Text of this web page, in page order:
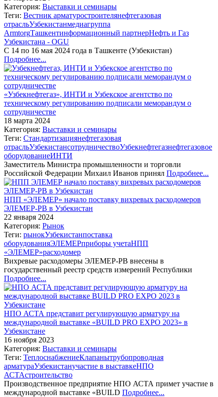
Категория: Выставки и семинары
Теги: Вестник арматуростроителянефтегазовая
отрасльУзбекистанмедиагруппа
ArmtorgТашкентинформационный партнерНефть и Газ
Узбекистана - OGU
С 14 по 16 мая 2024 года в Ташкенте (Узбекистан)
Подробнее...
«Узбекнефтегаз», ИНТИ и Узбекское агентство по
техническому регулированию подписали меморандум о
сотрудничестве
18 марта 2024
Категория: Выставки и семинары
Теги: Стандартизациянефтегазовая
отрасльУзбекистансотрудничествоУзбекнефтегазнефтегазовое
оборудованиеИНТИ
Заместитель Министра промышленности и торговли
Российской Федерации Михаил Иванов принял Подробнее...
НПП «ЭЛЕМЕР» начало поставку вихревых расходомеров
ЭЛЕМЕР-РВ в Узбекистан
22 января 2024
Категория: Рынок
Теги: рынокУзбекистанпоставка
оборудованияЭЛЕМЕРприборы учетаНПП
«ЭЛЕМЕР»расходомер
Вихревые расходомеры ЭЛЕМЕР-РВ внесены в
государственный реестр средств измерений Республики
Подробнее...
НПО АСТА представит регулирующую арматуру на
международной выставке «BUILD PRO EXPO 2023» в
Узбекистане
16 ноября 2023
Категория: Выставки и семинары
Теги: ТеплоснабжениеКлапанытрубопроводная
арматураУзбекистанучастие в выставкеНПО
АСТАстроительство
Производственное предприятие НПО АСТА примет участие в
международной выставке «BUILD Подробнее...